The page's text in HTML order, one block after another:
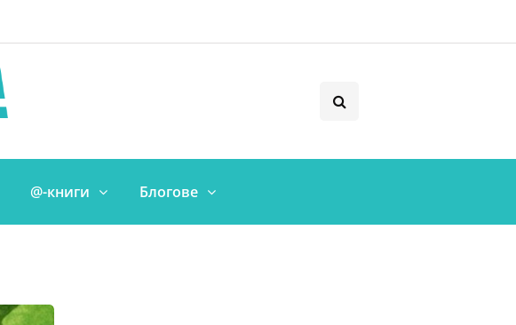
@-книги Блогове